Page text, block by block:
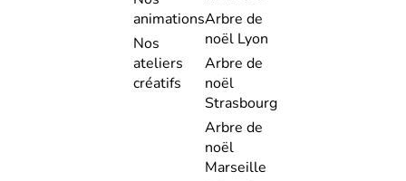
animations
Nos
ateliers
créatifs
Arbre de
noël Lyon
Arbre de
noël
Strasbourg
Arbre de
noël
Marseille